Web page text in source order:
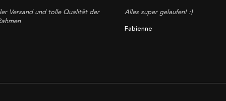
Versand und tolle Qualität der
Alles super gelaufen! :)
Fabienne